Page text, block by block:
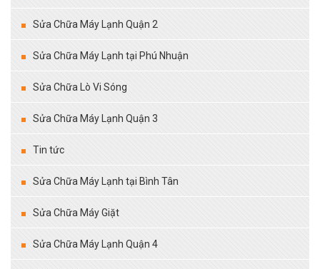
Sửa Chữa Máy Lạnh Quận 2
Sửa Chữa Máy Lạnh tại Phú Nhuận
Sửa Chữa Lò Vi Sóng
Sửa Chữa Máy Lạnh Quận 3
Tin tức
Sửa Chữa Máy Lạnh tại Bình Tân
Sửa Chữa Máy Giặt
Sửa Chữa Máy Lạnh Quận 4